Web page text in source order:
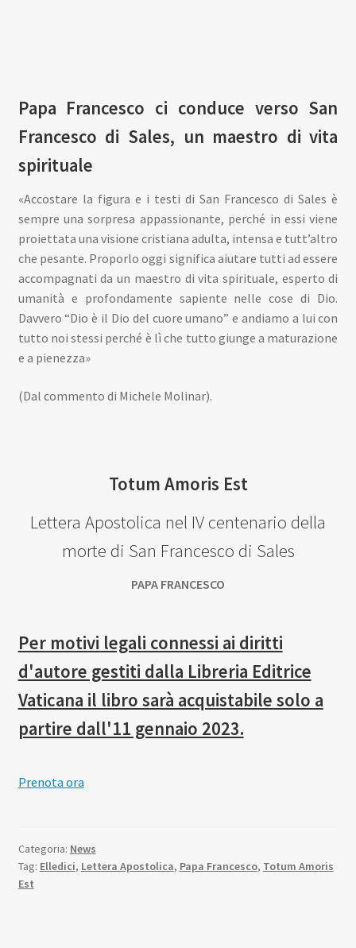
Papa Francesco ci conduce verso San
Francesco di Sales, un maestro di vita
spirituale
«Accostare la figura e i testi di San Francesco di Sales è
sempre una sorpresa appassionante, perché in essi viene
proiettata una visione cristiana adulta, intensa e tutt’altro
che pesante. Proporlo oggi significa aiutare tutti ad essere
accompagnati da un maestro di vita spirituale, esperto di
umanità e profondamente sapiente nelle cose di Dio.
Davvero “Dio è il Dio del cuore umano” e andiamo a lui con
tutto noi stessi perché è lì che tutto giunge a maturazione
e a pienezza»
(Dal commento di Michele Molinar).
Totum Amoris Est
Lettera Apostolica nel IV centenario della
morte di San Francesco di Sales
PAPA FRANCESCO
Per motivi legali connessi ai diritti
d'autore gestiti dalla Libreria Editrice
Vaticana il libro sarà acquistabile solo a
partire dall'11 gennaio 2023.
Prenota ora
Categoria: News
Tag: Elledici, Lettera Apostolica, Papa Francesco, Totum Amoris
Est